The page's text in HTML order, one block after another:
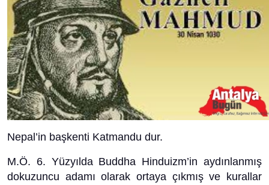
Nepal’in başkenti Katmandu dur.
M.Ö. 6. Yüzyılda Buddha Hinduizm’in aydınlanmış
dokuzuncu adamı olarak ortaya çıkmış ve kurallar